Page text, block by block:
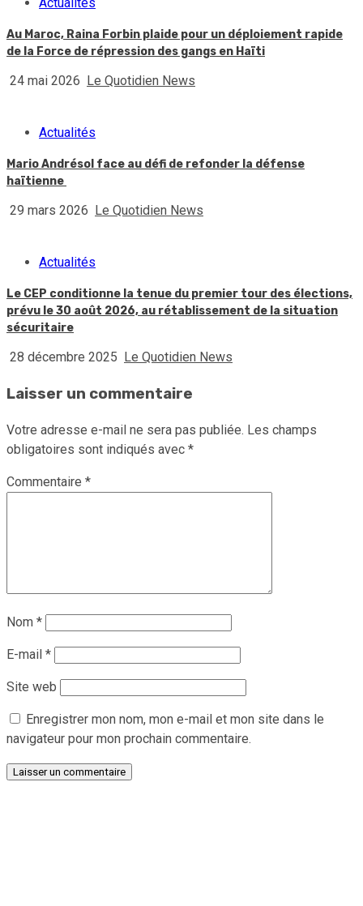
Actualités
Au Maroc, Raina Forbin plaide pour un déploiement rapide
de la Force de répression des gangs en Haïti
24 mai 2026 Le Quotidien News
Actualités
Mario Andrésol face au défi de refonder la défense
haïtienne
29 mars 2026 Le Quotidien News
Actualités
Le CEP conditionne la tenue du premier tour des élections,
prévu le 30 août 2026, au rétablissement de la situation
sécuritaire
28 décembre 2025 Le Quotidien News
Laisser un commentaire
Votre adresse e-mail ne sera pas publiée. Les champs
obligatoires sont indiqués avec *
Commentaire *
Nom *
E-mail *
Site web
Enregistrer mon nom, mon e-mail et mon site dans le
navigateur pour mon prochain commentaire.